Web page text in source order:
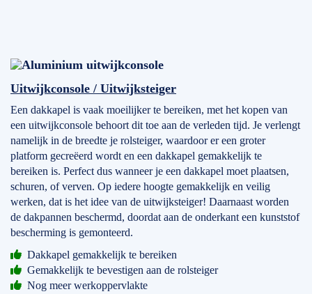
Uitwijkconsole / Uitwijksteiger
Een dakkapel is vaak moeilijker te bereiken, met het kopen van
een uitwijkconsole behoort dit toe aan de verleden tijd. Je verlengt
namelijk in de breedte je rolsteiger, waardoor er een groter
platform gecreëerd wordt en een dakkapel gemakkelijk te
bereiken is. Perfect dus wanneer je een dakkapel moet plaatsen,
schuren, of verven. Op iedere hoogte gemakkelijk en veilig
werken, dat is het idee van de uitwijksteiger! Daarnaast worden
de dakpannen beschermd, doordat aan de onderkant een kunststof
bescherming is gemonteerd.
Dakkapel gemakkelijk te bereiken
Gemakkelijk te bevestigen aan de rolsteiger
Nog meer werkoppervlakte